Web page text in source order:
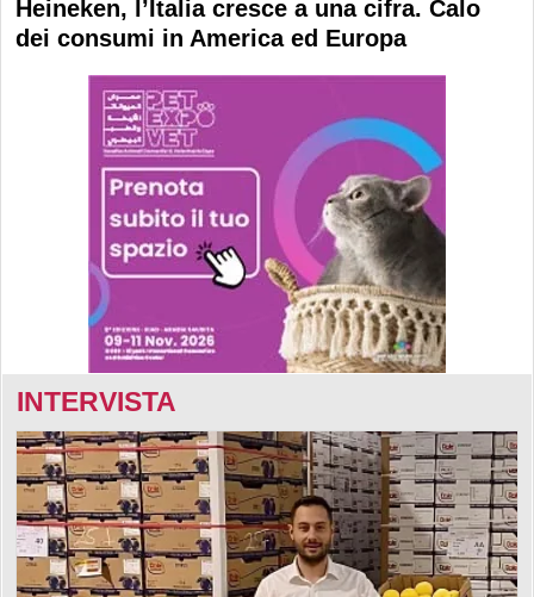
Heineken, l’Italia cresce a una cifra. Calo
dei consumi in America ed Europa
INTERVISTA